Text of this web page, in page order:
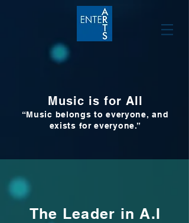
Music is for All
“Music belongs to everyone, and
exists for everyone.”
The Leader in A.I